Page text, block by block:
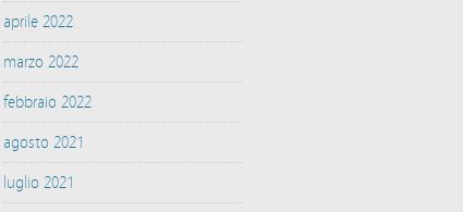
aprile 2022
marzo 2022
febbraio 2022
agosto 2021
luglio 2021